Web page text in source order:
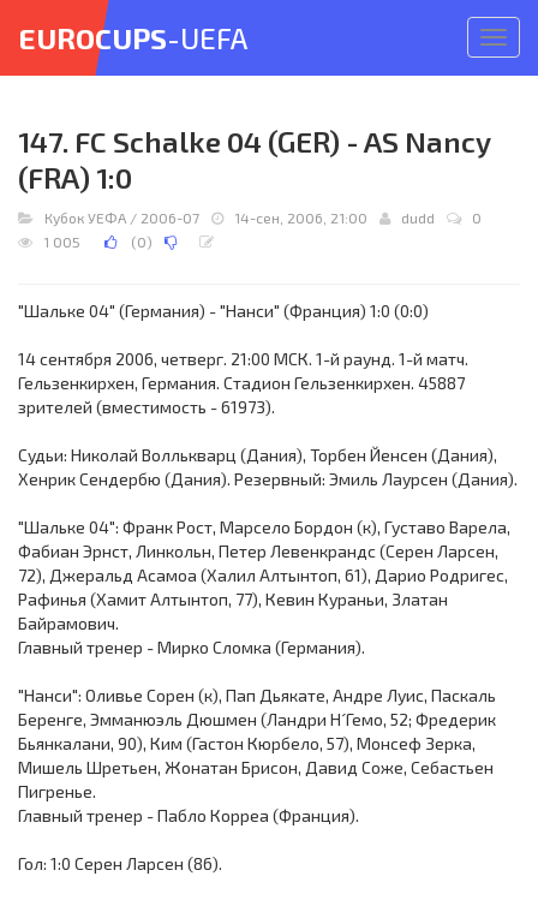
меню
EUROCUPS-UEFA
147. FC Schalke 04 (GER) - AS Nancy
(FRA) 1:0
Кубок УЕФА / 2006-07 14-сен, 2006, 21:00 dudd
0
1 005
(0)
"Шальке 04" (Германия) - "Нанси" (Франция) 1:0 (0:0)
14 сентября 2006, четверг. 21:00 МСК. 1-й раунд. 1-й матч.
Гельзенкирхен, Германия. Стадион Гельзенкирхен. 45887
зрителей (вместимость - 61973).
Судьи: Николай Воллькварц (Дания), Торбен Йенсен (Дания),
Хенрик Сендербю (Дания). Резервный: Эмиль Лаурсен (Дания).
"Шальке 04": Франк Рост, Марсело Бордон (к), Густаво Варела,
Фабиан Эрнст, Линкольн, Петер Левенкрандс (Серен Ларсен,
72), Джеральд Асамоа (Халил Алтынтоп, 61), Дарио Родригес,
Рафинья (Хамит Алтынтоп, 77), Кевин Кураньи, Златан
Байрамович.
Главный тренер - Мирко Сломка (Германия).
"Нанси": Оливье Сорен (к), Пап Дьякате, Андре Луис, Паскаль
Беренге, Эмманюэль Дюшмен (Ландри Н´Гемо, 52; Фредерик
Бьянкалани, 90), Ким (Гастон Кюрбело, 57), Монсеф Зерка,
Мишель Шретьен, Жонатан Брисон, Давид Соже, Себастьен
Пигренье.
Главный тренер - Пабло Корреа (Франция).
Гол: 1:0 Серен Ларсен (86).